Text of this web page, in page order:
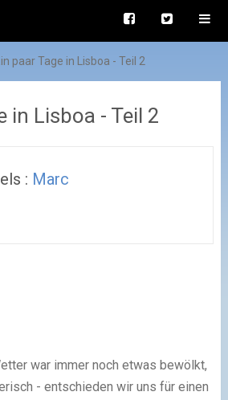
paar Tage in Lisboa - Teil 2
in Lisboa - Teil 2
: Marc
war immer noch etwas bewölkt,
- entschieden wir uns für einen